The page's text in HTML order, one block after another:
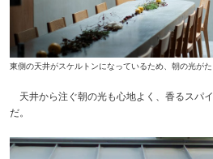
東側の天井がスケルトンになっているため、朝の光がた
天井から注ぐ朝の光も心地よく、香るスパ
だ。